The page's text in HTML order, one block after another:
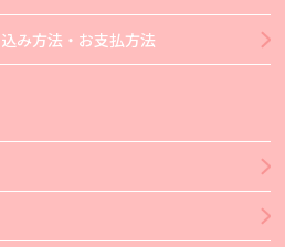
み方法・お支払方法